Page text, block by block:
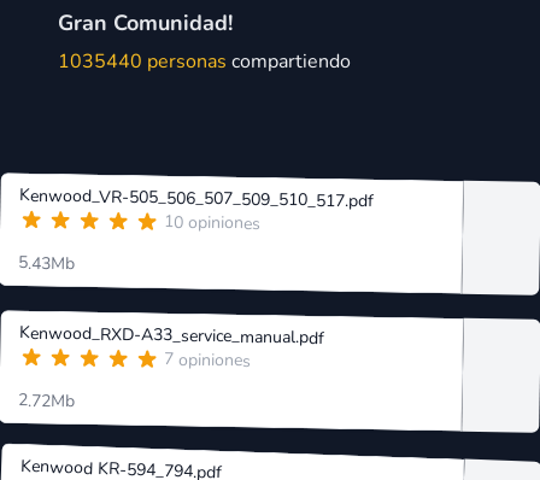
Gran Comunidad!
1035440 personas compartiendo
Kenwood_VR-505_506_507_509_510_517.pdf
10 opiniones
5.43Mb
Kenwood_RXD-A33_service_manual.pdf
7 opiniones
2.72Mb
Kenwood KR-594_794.pdf